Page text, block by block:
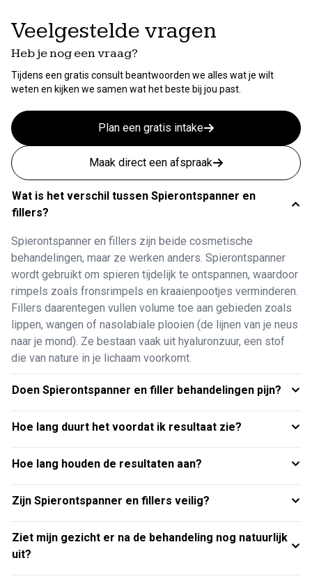
Veelgestelde vragen
Heb je nog een vraag?
Tijdens een gratis consult beantwoorden we alles wat je wilt
weten en kijken we samen wat het beste bij jou past.
Plan een gratis intake
Maak direct een afspraak
Wat is het verschil tussen Spierontspanner en
fillers?
Spierontspanner en fillers zijn beide cosmetische
behandelingen, maar ze werken anders. Spierontspanner
wordt gebruikt om spieren tijdelijk te ontspannen, waardoor
rimpels zoals fronsrimpels en kraaienpootjes verminderen.
Fillers daarentegen vullen volume toe aan gebieden zoals
lippen, wangen of nasolabiale plooien (de lijnen van je neus
naar je mond). Ze bestaan vaak uit hyaluronzuur, een stof
die van nature in je lichaam voorkomt.
Doen Spierontspanner en filler behandelingen pijn?
Hoe lang duurt het voordat ik resultaat zie?
Hoe lang houden de resultaten aan?
Zijn Spierontspanner en fillers veilig?
Ziet mijn gezicht er na de behandeling nog natuurlijk
uit?